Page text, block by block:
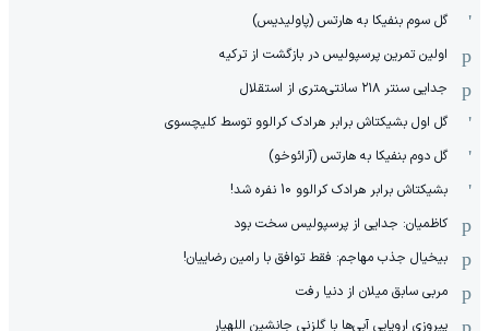
گل سوم بنفیکا به هارتس (پاولیدیس)
اولین تمرین پرسپولیس در بازگشت از ترکیه
جدایی سنتر ۲۱۸ سانتی‌متری از استقلال
گل اول بشیکتاش برابر هرادک کرالوو توسط کلیچسوی
گل دوم بنفیکا به هارتس (آرائوخو)
بشیکتاش برابر هرادک کرالوو 10 نفره شد!
کاظمیان: جدایی از پرسپولیس سخت بود
بیخیال جذب مهاجم: فقط توافق با رامین رضاییان!
مربی سابق میلان از دنیا رفت
پیروزی اروپایی آبی‌ها با گلزنی جانشین اللهیار